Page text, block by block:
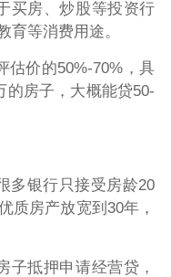
买房、炒股等投资行
育等消费用途。
估价的50%-70%，具
的房子，大概能贷50-
多银行只接受房龄20
质房产放宽到30年，
子抵押申请经营贷，